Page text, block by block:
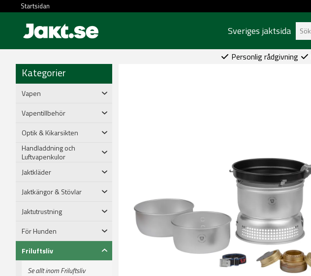
Startsidan
Sveriges jaktsida
Personlig rådgivning
Kategorier
Vapen
Vapentillbehör
Optik & Kikarsikten
Handladdning och
Luftvapenkulor
Jaktkläder
Jaktkängor & Stövlar
Jaktutrustning
För Hunden
Friluftsliv
Se allt inom Friluftsliv